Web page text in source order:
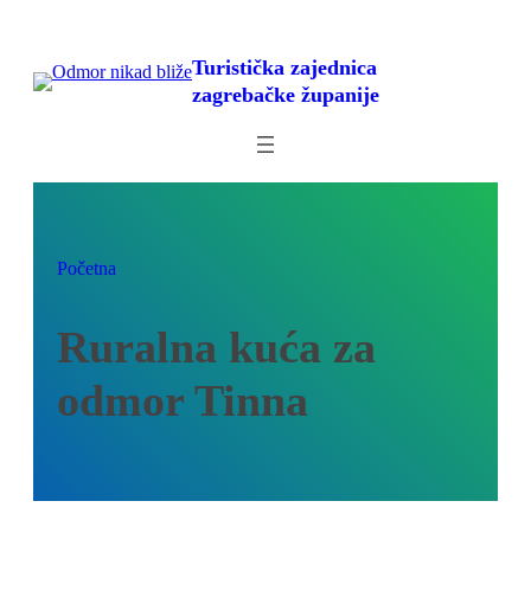
sadržaja
Turistička zajednica
zagrebačke županije
Početna
Ruralna kuća za
odmor Tinna